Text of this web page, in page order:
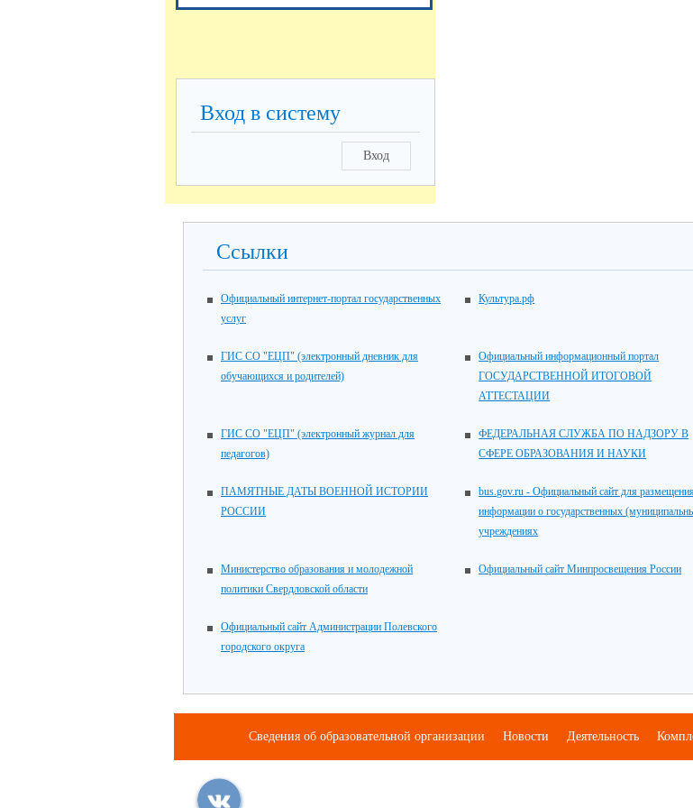
Вход в систему
Вход
Ссылки
Официальный интернет-портал государственных
услуг
Культура.рф
ГИС СО "ЕЦП" (электронный дневник для
обучающихся и родителей)
Официальный информационный портал
ГОСУДАРСТВЕННОЙ ИТОГОВОЙ
АТТЕСТАЦИИ
ГИС СО "ЕЦП" (электронный журнал для
педагогов)
ФЕДЕРАЛЬНАЯ СЛУЖБА ПО НАДЗОРУ В
СФЕРЕ ОБРАЗОВАНИЯ И НАУКИ
ПАМЯТНЫЕ ДАТЫ ВОЕННОЙ ИСТОРИИ
РОССИИ
bus.gov.ru - Официальный сайт для
информации о государственных
учреждениях
Министерство образования и молодежной
политики Свердловской области
Официальный сайт Минпросвещения России
Официальный сайт Администрации Полевского
городского округа
Сведения об образовательной организации Новости Деятельность